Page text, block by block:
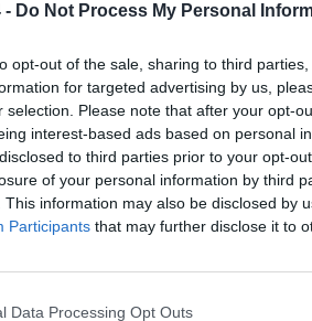
- Do Not Process My Personal
opt-out of the sale, sharing to third
for targeted advertising by us,
selection. Please note that after your opt-
interest-based ads based on personal
to third parties prior to your opt-
of your personal information by third
This information may also be disclosed by
Participants that may further disclose it to
Data Processing Opt Outs
408.2 g
procesory 1 x MIPS 74KC
64 MB DDR2
Zewnętrzna